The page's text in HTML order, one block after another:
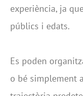
experiència, ja
públics i edats.
Es poden
o bé simplement